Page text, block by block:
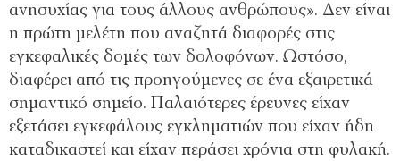
ανησυχίας για τους άλλους ανθρώπους». Δεν είναι
η πρώτη μελέτη που αναζητά διαφορές στις
εγκεφαλικές δομές των δολοφόνων. Ωστόσο,
διαφέρει από τις προηγούμενες σε ένα εξαιρετικά
σημαντικό σημείο. Παλαιότερες έρευνες είχαν
εξετάσει εγκεφάλους εγκληματιών που είχαν ήδη
καταδικαστεί και είχαν περάσει χρόνια στη φυλακή.